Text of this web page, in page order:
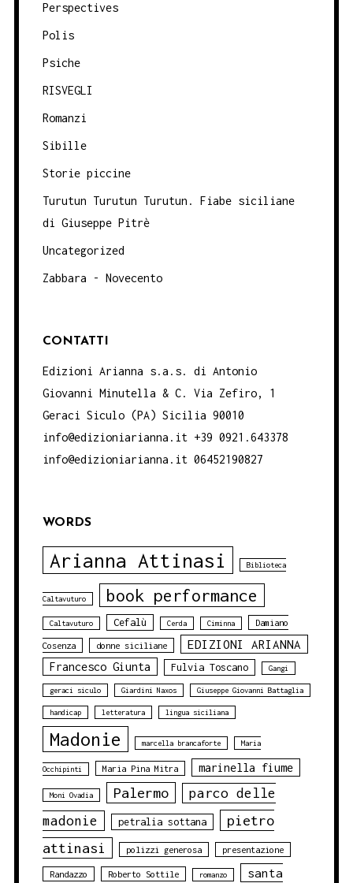
Perspectives
Polis
Psiche
RISVEGLI
Romanzi
Sibille
Storie piccine
Turutun Turutun Turutun. Fiabe siciliane
di Giuseppe Pitrè
Uncategorized
Zabbara - Novecento
CONTATTI
Edizioni Arianna s.a.s. di Antonio
Giovanni Minutella & C. Via Zefiro, 1
Geraci Siculo (PA) Sicilia 90010
info@edizioniarianna.it +39 0921.643378
info@edizioniarianna.it 06452190827
WORDS
Arianna Attinasi Biblioteca
Caltavuturo book performance
Caltavuturo Cefalù Cerda Ciminna Damiano
Cosenza donne siciliane EDIZIONI ARIANNA
Francesco Giunta Fulvia Toscano Gangi
geraci siculo Giardini Naxos Giuseppe Giovanni Battaglia
handicap letteratura lingua siciliana
Madonie marcella brancaforte Maria
Occhipinti Maria Pina Mitra marinella fiume
Moni Ovadia Palermo
parco delle
madonie
petralia sottana
pietro
attinasi
polizzi generosa presentazione
Randazzo Roberto Sottile romanzo santa